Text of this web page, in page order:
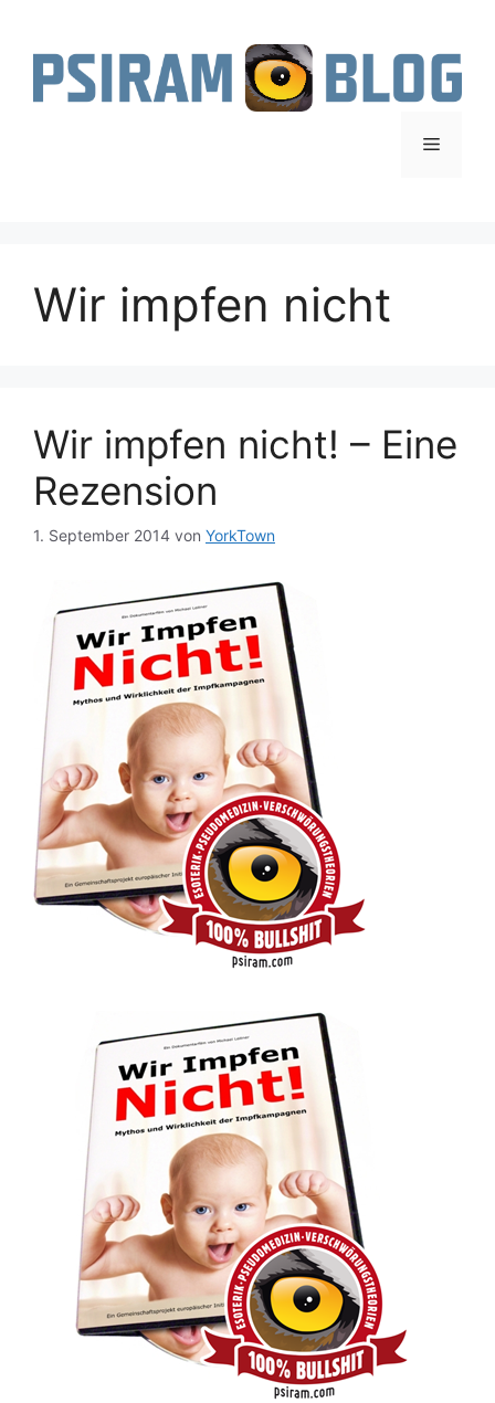
springen
Menü
Wir impfen nicht
Wir impfen nicht! – Eine
Rezension
1. September 2014 von YorkTown